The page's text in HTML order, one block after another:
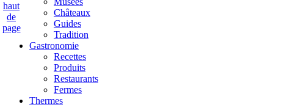
Châteaux
Guides
Tradition
Gastronomie
Recettes
Produits
Restaurants
Fermes
Thermes